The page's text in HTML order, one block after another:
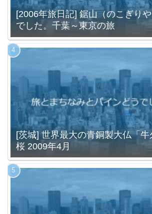
[2006年旅日記] 鋸山（のこぎり
でした。千葉～東京の旅
[茨城] 世界最大の青銅製大仏「牛
桜 2009年4月